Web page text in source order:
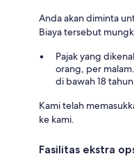
Anda akan diminta
Biaya tersebut
Pajak yang
orang, per
di bawah 18
Kami telah
ke kami.
Fasilitas ekstra